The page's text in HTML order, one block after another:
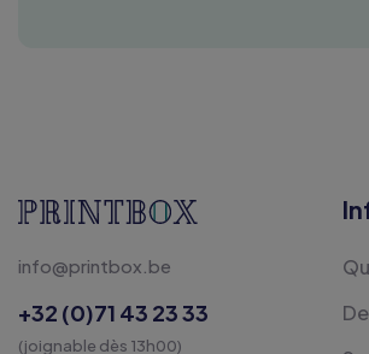
info@printbox.be
+32 (0)71 43 23 33
(joignable dès 13h00)